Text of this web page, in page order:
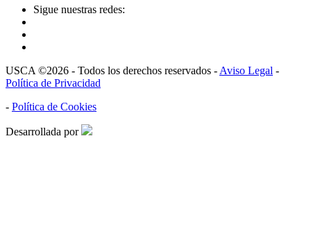
Sigue nuestras redes:
USCA ©2026 - Todos los derechos reservados -Aviso Legal -
Política de Privacidad
- Política de Cookies
Desarrollada por